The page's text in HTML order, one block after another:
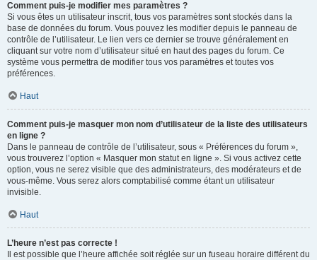
Comment puis-je modifier mes paramètres ?
Si vous êtes un utilisateur inscrit, tous vos paramètres sont stockés dans la
base de données du forum. Vous pouvez les modifier depuis le panneau de
contrôle de l’utilisateur. Le lien vers ce dernier se trouve généralement en
cliquant sur votre nom d’utilisateur situé en haut des pages du forum. Ce
système vous permettra de modifier tous vos paramètres et toutes vos
préférences.
Haut
Comment puis-je masquer mon nom d’utilisateur de la liste des utilisateurs
en ligne ?
Dans le panneau de contrôle de l’utilisateur, sous « Préférences du forum »,
vous trouverez l’option « Masquer mon statut en ligne ». Si vous activez cette
option, vous ne serez visible que des administrateurs, des modérateurs et de
vous-même. Vous serez alors comptabilisé comme étant un utilisateur
invisible.
Haut
L’heure n’est pas correcte !
Il est possible que l’heure affichée soit réglée sur un fuseau horaire différent du